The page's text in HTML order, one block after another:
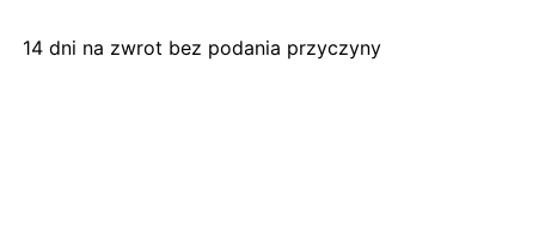
14 dni na zwrot bez podania przyczyny